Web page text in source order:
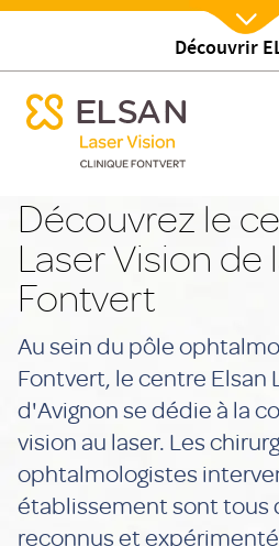
contenu
principal
Découvrir
Notre centre
menu mobile
Nx:Afficher
menu mobile
Découvrez le
Laser Vision de
Fontvert
Au sein du pôle
Fontvert, le centre Elsan
d'Avignon se dédie à la
vision au laser. Les
ophtalmologistes
établissement sont tous
reconnus et